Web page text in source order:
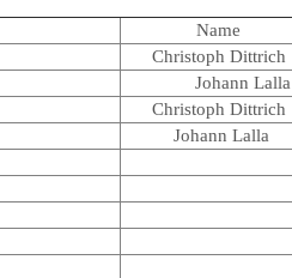
Name
Christoph Dittrich
Johann Lalla
Christoph Dittrich
Johann Lalla